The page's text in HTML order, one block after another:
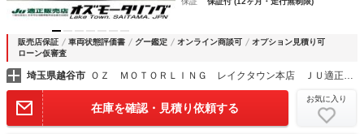
販売店保証 車両状態評価書 グー鑑定 オンライン商談可
オプション見積り可
ローン仮審査
埼玉県越谷市 ＯＺ ＭＯＴＯＲＬＩＮＧ レイクタウン本店 ＪＵ適正販売店
在庫を確認・見積り依頼する
お気に入り